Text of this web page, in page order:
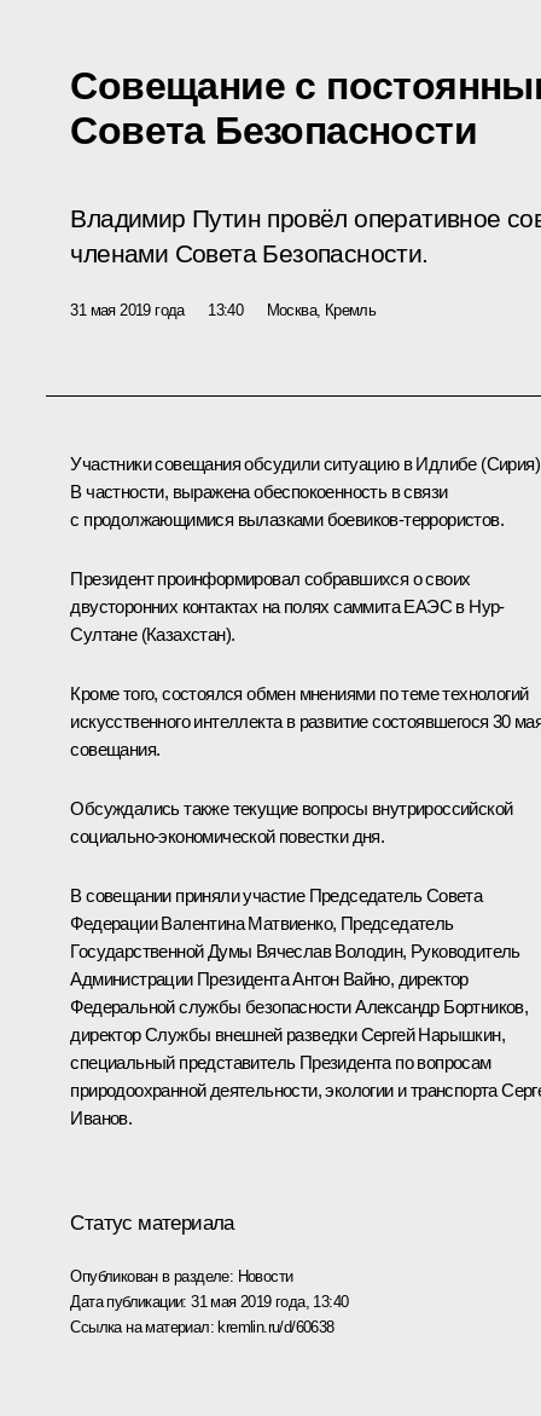
Совещание с
Совета Безопасности
Владимир Путин провёл оперативное
членами Совета Безопасности.
31 мая 2019 года 13:40 Москва, Кремль
Участники совещания обсудили ситуацию в Идлибе
В частности, выражена обеспокоенность в связи
с продолжающимися вылазками боевиков-террористов.
Президент проинформировал собравшихся о своих
двусторонних контактах на полях саммитаЕАЭС в Нур-
Султане (Казахстан).
Кроме того, состоялся обмен мнениями по теме технологий
искусственного интеллекта в развитие состоявшегося 30
совещания.
Обсуждались также текущие вопросы внутрироссийской
социально-экономической повестки дня.
В совещании приняли участие Председатель Совета
ФедерацииВалентина Матвиенко, Председатель
Государственной Думы Вячеслав Володин, Руководитель
Администрации ПрезидентаАнтон Вайно, директор
Федеральной службы безопасностиАлександр Бортников,
директор Службы внешней разведкиСергей Нарышкин,
специальный представитель Президента по вопросам
природоохранной деятельности, экологии и транспорта
Иванов.
Статус материала
Опубликован в разделе: Новости
Дата публикации:31 мая 2019 года, 13:40
Ссылка на материал: kremlin.ru/d/60638